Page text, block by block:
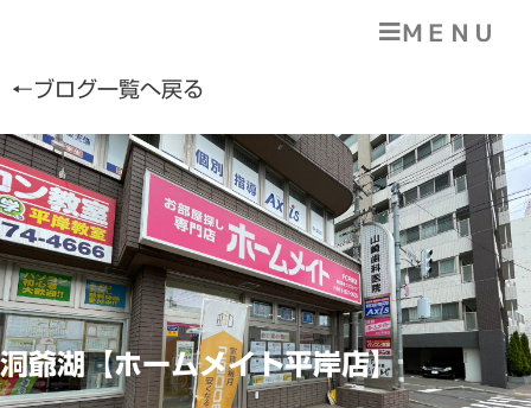
ＭＥＮＵ
←ブログ一覧へ戻る
洞爺湖【ホームメイト平岸店】